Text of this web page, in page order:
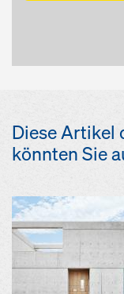
Diese Artikel
könnten Sie